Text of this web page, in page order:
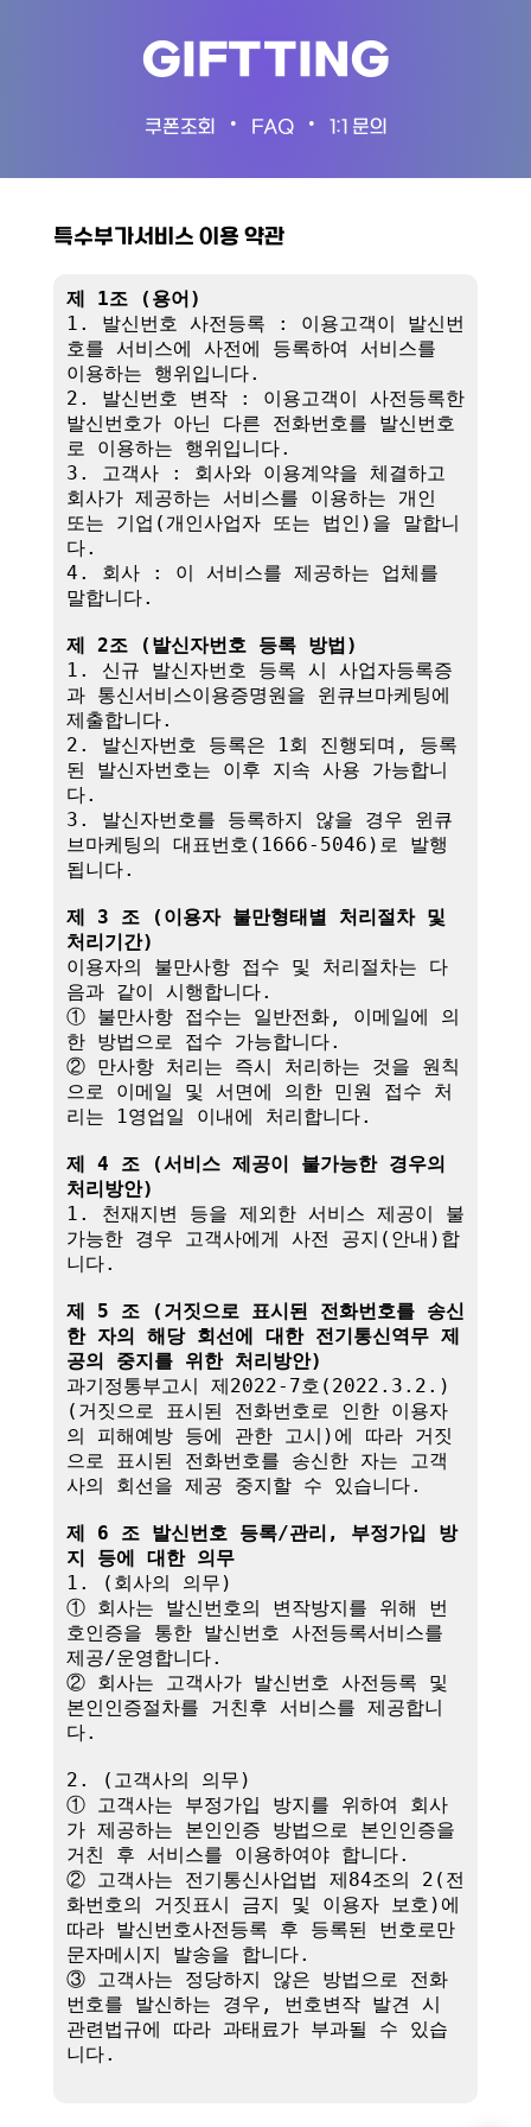
GIFTTING
쿠폰조회 • FAQ • 1:1 문의
특수부가서비스 이용 약관
제 1조 (용어)
1. 발신번호 사전등록 : 이용고객이 발신번
호를 서비스에 사전에 등록하여 서비스를
이용하는 행위입니다.
2. 발신번호 변작 : 이용고객이 사전등록한
발신번호가 아닌 다른 전화번호를 발신번호
로 이용하는 행위입니다.
3. 고객사 : 회사와 이용계약을 체결하고
회사가 제공하는 서비스를 이용하는 개인
또는 기업(개인사업자 또는 법인)을 말합니
다.
4. 회사 : 이 서비스를 제공하는 업체를
말합니다.
제 2조 (발신자번호 등록 방법)
1. 신규 발신자번호 등록 시 사업자등록증
과 통신서비스이용증명원을 윈큐브마케팅에
제출합니다.
2. 발신자번호 등록은 1회 진행되며, 등록
된 발신자번호는 이후 지속 사용 가능합니
다.
3. 발신자번호를 등록하지 않을 경우 윈큐
브마케팅의 대표번호(1666-5046)로 발행
됩니다.
제 3 조 (이용자 불만형태별 처리절차 및
처리기간)
이용자의 불만사항 접수 및 처리절차는 다
음과 같이 시행합니다.
① 불만사항 접수는 일반전화, 이메일에 의
한 방법으로 접수 가능합니다.
② 만사항 처리는 즉시 처리하는 것을 원칙
으로 이메일 및 서면에 의한 민원 접수 처
리는 1영업일 이내에 처리합니다.
제 4 조 (서비스 제공이 불가능한 경우의
처리방안)
1. 천재지변 등을 제외한 서비스 제공이 불
가능한 경우 고객사에게 사전 공지(안내)합
니다.
제 5 조 (거짓으로 표시된 전화번호를 송신
한 자의 해당 회선에 대한 전기통신역무 제
공의 중지를 위한 처리방안)
과기정통부고시 제2022-7호(2022.3.2.)
(거짓으로 표시된 전화번호로 인한 이용자
의 피해예방 등에 관한 고시)에 따라 거짓
으로 표시된 전화번호를 송신한 자는 고객
사의 회선을 제공 중지할 수 있습니다.
제 6 조 발신번호 등록/관리, 부정가입 방
지 등에 대한 의무
1. (회사의 의무)
① 회사는 발신번호의 변작방지를 위해 번
호인증을 통한 발신번호 사전등록서비스를
제공/운영합니다.
② 회사는 고객사가 발신번호 사전등록 및
본인인증절차를 거친후 서비스를 제공합니
다.
2. (고객사의 의무)
① 고객사는 부정가입 방지를 위하여 회사
가 제공하는 본인인증 방법으로 본인인증을
거친 후 서비스를 이용하여야 합니다.
② 고객사는 전기통신사업법 제84조의 2(전
화번호의 거짓표시 금지 및 이용자 보호)에
따라 발신번호사전등록 후 등록된 번호로만
문자메시지 발송을 합니다.
③ 고객사는 정당하지 않은 방법으로 전화
번호를 발신하는 경우, 번호변작 발견 시
관련법규에 따라 과태료가 부과될 수 있습
니다.